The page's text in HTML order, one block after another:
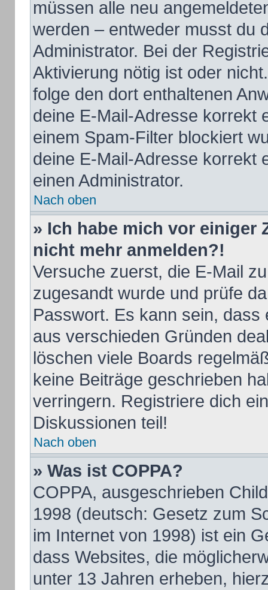
müssen alle neu
werden – entweder musst du
Administrator. Bei der
Aktivierung nötig ist oder
folge den dort enthaltenen
deine E-Mail-Adresse korrekt
einem Spam-Filter blockiert
deine E-Mail-Adresse korrekt
einen Administrator.
Nach oben
» Ich habe mich vor einiger
nicht mehr anmelden?!
Versuche zuerst, die E-Mail
zugesandt wurde und prüfe
Passwort. Es kann sein,
aus verschieden Gründen
löschen viele Boards
keine Beiträge geschrieben
verringern. Registriere dich
Diskussionen teil!
Nach oben
» Was ist COPPA?
COPPA, ausgeschrieben
1998 (deutsch: Gesetz zum
im Internet von 1998) ist ein
dass Websites, die
unter 13 Jahren erheben,